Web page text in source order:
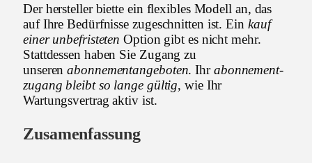
Der hersteller biette ein flexibles Modell an, das
auf Ihre Bedürfnisse zugeschnitten ist. Ein kauf
einer unbefristeten Option gibt es nicht mehr.
Stattdessen haben Sie Zugang zu
unserenabonnementangeboten. Ihrabonnement-
zugang bleibt so lange gültig, wie Ihr
Wartungsvertrag aktiv ist.
Zusamenfassung